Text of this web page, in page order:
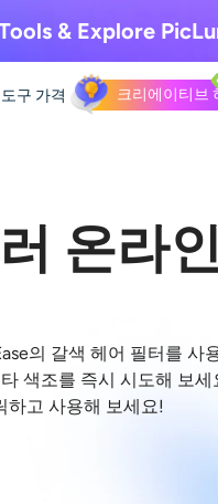
& Explore
구 가격 크리에이티브
온라인
의 갈색 헤어 필터를 사
색조를 즉시 시도해 보세
하고 사용해 보세요!